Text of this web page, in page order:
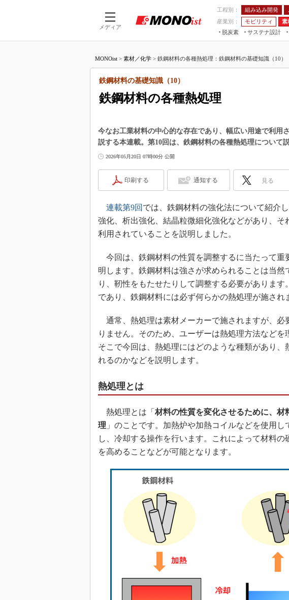
メディア
工程別： 組み込み開発
産業別：
モビリティ 素
脱炭素
サステナ設計
つながる工場AI×設備保全
ジャ
スマ
日本
MONOist > 素材／化学 > 鉄鋼材料の各種熱処理：鉄鋼材料の基礎知識（10）
鉄鋼材料の各種熱処理
鉄鋼材料の基礎知識（10）
今なお工業材料の中心的な存在であり、幅広い用途で利用
説する本連載。第10回は、鉄鋼材料の各種熱処理について説
2026年05月20日 07時00分 公開
印刷する 通知する 見る
連載第9回 では、鉄鋼材料の強化法について紹介
強化、析出強化、結晶粒微細化強化などがあり、
利用されていることを説明しました。
今回は、鉄鋼材料の性質を調整するに当たって重
明します。鉄鋼材料は強さが求められることは当然
り、靭性をもたせたりして調整する必要がありま
であり、鉄鋼材料には必ず何らかの熱処理が施され
通常、熱処理は素材メーカーで施されますが、必
りません。そのため、ユーザーは熱処理方法などを
そこで今回は、熱処理にはどのような種類があり
れるのかなどを説明します。
熱処理とは
熱処理とは「 材料の性質を変化させるために、
理 」のことです。加熱炉や加熱コイルなどを使用
し、冷却する操作を行います。これによって材料
を高めることなどが可能となります。